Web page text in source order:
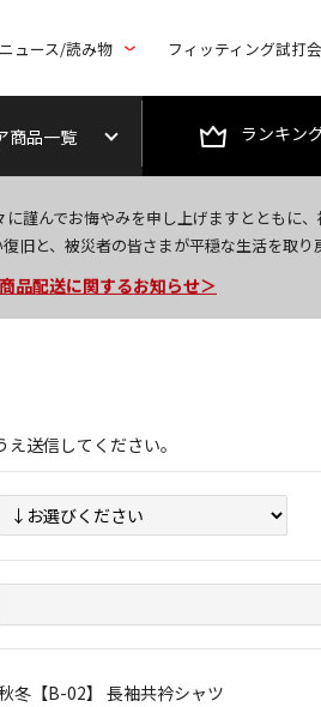
ニュース/読み物 フィッティング試打
商品一覧 ランキン
謹んでお悔やみを申し上げますとともに
旧と、被災者の皆さまが平穏な生活を取り
ら新規会員登録で1,000円OFFクーポン
品配送に関するお知らせ＞
季休暇中のご注文・発送・お問い合わせ＞
送信してください。
冬【B-02】 長袖共衿シャツ